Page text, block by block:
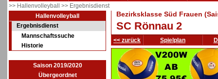
>> Hallenvolleyball >> Ergebnisdienst
Hallenvolleyball
Ergebnisdienst
Mannschaftssuche
Historie
Saison 2019/2020
Übergeordnet
Bezirksklasse Süd Frauen
SC Rönnau 2
<< zurück Spielplan